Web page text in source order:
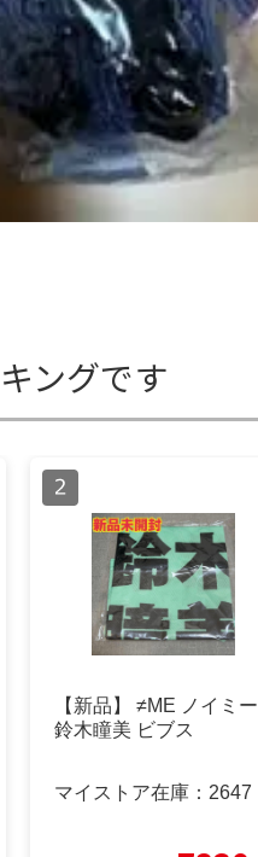
ングです
【新品】 ≠ME ノイミー
鈴木瞳美 ビブス
マイストア在庫： 2647